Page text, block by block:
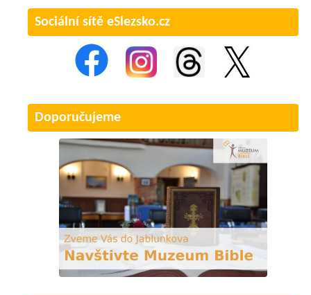
Sociální sítě eSlezsko.cz
Doporučujeme